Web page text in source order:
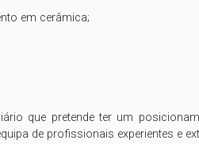
que pretende ter um
de profissionais experientes e